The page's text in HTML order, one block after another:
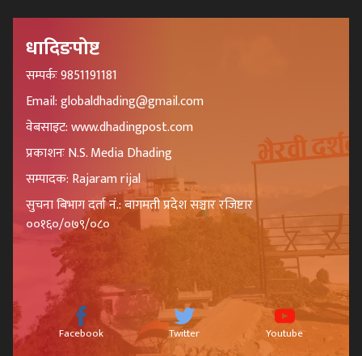
धादिङपोष्ट
सम्पर्कः 9851191181
Email: globaldhading@gmail.com
वेबसाइट: www.dhadingpost.com
प्रकाशनः N.S. Media Dhading
सम्पादक: Rajaram rijal
सुचना बिभाग दर्ता नं.: बागमती प्रदेश सञ्चार रजिष्टार
००१६०/०७९/०८०
Facebook Twitter Youtube